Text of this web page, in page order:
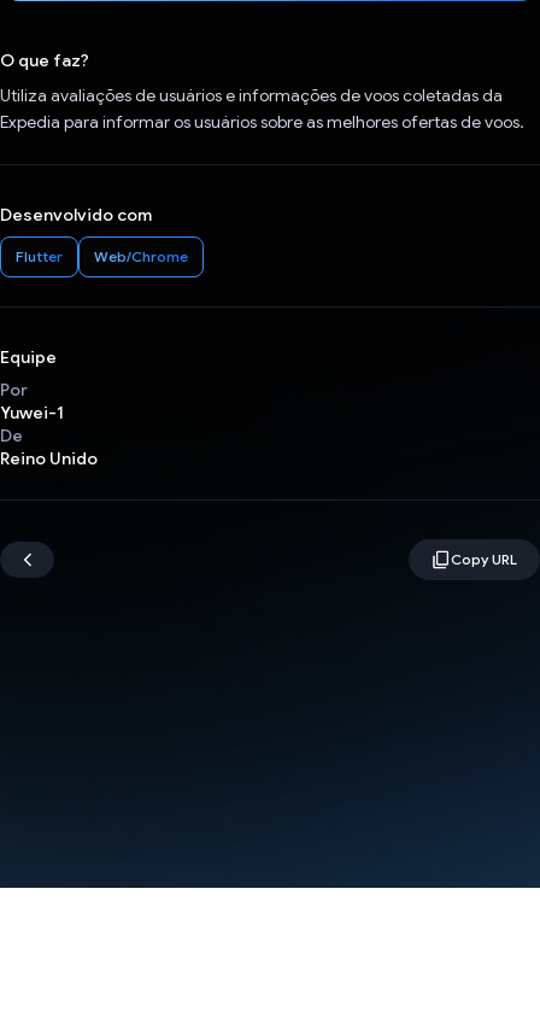
O que faz?
Utiliza avaliações de usuários e informações de voos coletadas da
Expedia para informar os usuários sobre as melhores ofertas de voos.
Desenvolvido com
Flutter Web/Chrome
Equipe
Por
Yuwei-1
De
Reino Unido